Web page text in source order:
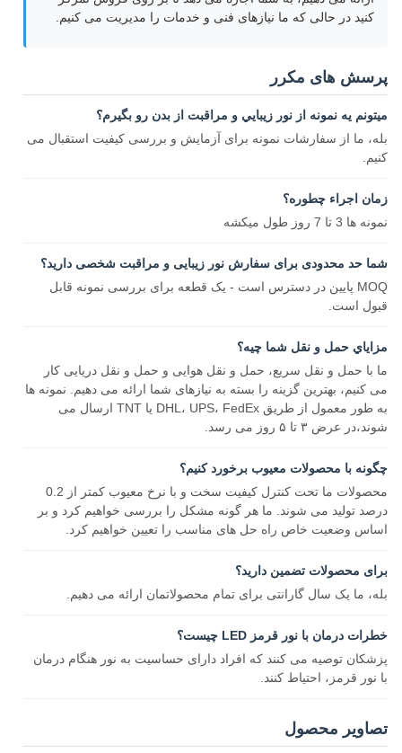
کنید در حالی که ما نیازهای فنی و خدمات را مدیریت می کنیم.
پرسش های مکرر
ميتونم يه نمونه از نور زيبايي و مراقبت از بدن رو بگيرم؟
بله، ما از سفارشات نمونه برای آزمایش و بررسی کیفیت استقبال می
کنیم.
زمان اجراء چطوره؟
نمونه ها 3 تا 7 روز طول ميکشه
شما حد محدودی برای سفارش نور زیبایی و مراقبت شخصی دارید؟
MOQ پایین در دسترس است - یک قطعه برای بررسی نمونه قابل
قبول است.
مزاياي حمل و نقل شما چيه؟
ما با حمل و نقل سریع، حمل و نقل هوایی و حمل و نقل دریایی کار
می کنیم، بهترین گزینه را بسته به نیازهای شما ارائه می دهیم. نمونه ها
به طور معمول از طریق DHL، UPS، FedEx یا TNT ارسال می
شوند،در عرض ۳ تا ۵ روز می رسد.
چگونه با محصولات معیوب برخورد کنیم؟
محصولات ما تحت کنترل کیفیت سخت و با نرخ معیوب کمتر از 0.2
درصد تولید می شوند. ما هر گونه مشکل را بررسی خواهیم کرد و بر
اساس وضعیت خاص راه حل های مناسب را تعیین خواهیم کرد.
برای محصولات تضمین دارید؟
بله، ما یک سال گارانتی برای تمام محصولاتمان ارائه می دهیم.
خطرات درمان با نور قرمز LED چیست؟
پزشکان توصیه می کنند که افراد دارای حساسیت به نور هنگام درمان
با نور قرمز، احتیاط کنند.
تصاویر محصول